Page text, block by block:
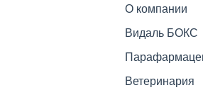
О компании
Видаль БОКС
Ветеринария